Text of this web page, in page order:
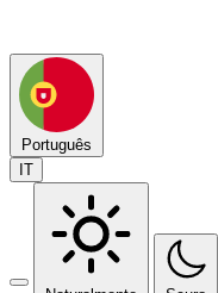
Português
IT